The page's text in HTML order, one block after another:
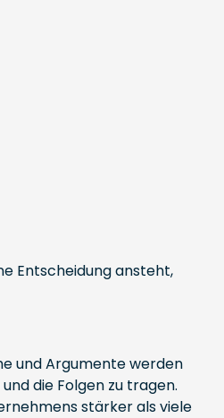
Entscheidung ansteht,
und Argumente werden
die Folgen zu tragen.
stärker als viele